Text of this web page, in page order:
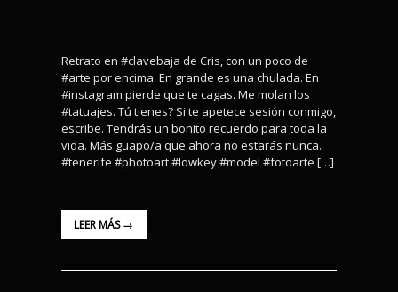
Retrato en #clavebaja de Cris, con un poco de
#arte por encima. En grande es una chulada. En
#instagram pierde que te cagas. Me molan los
#tatuajes. Tú tienes? Si te apetece sesión conmigo,
escribe. Tendrás un bonito recuerdo para toda la
vida. Más guapo/a que ahora no estarás nunca.
#tenerife #photoart #lowkey #model #fotoarte […]
LEER MÁS →